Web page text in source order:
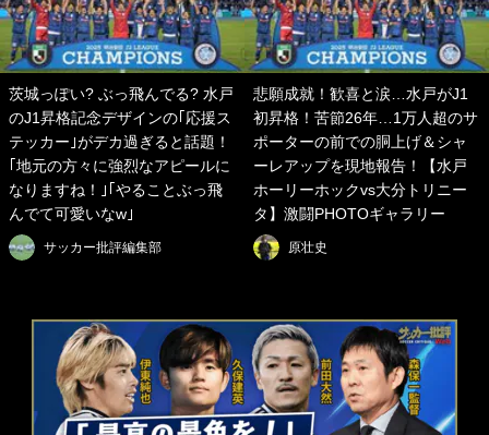
茨城っぽい? ぶっ飛んでる? 水戸
のJ1昇格記念デザインの｢応援ス
テッカー｣がデカ過ぎると話題！
｢地元の方々に強烈なアピールに
なりますね！｣｢やることぶっ飛
んでて可愛いなw｣
サッカー批評編集部
悲願成就！歓喜と涙…水戸がJ1
初昇格！苦節26年…1万人超のサ
ポーターの前での胴上げ＆シャ
ーレアップを現地報告！【水戸
ホーリーホックvs大分トリニー
タ】激闘PHOTOギャラリー
原壮史